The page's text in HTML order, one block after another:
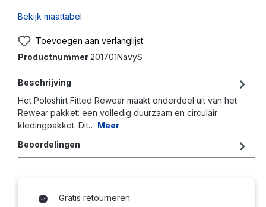
Bekijk maattabel
Toevoegen aan verlanglijst
Productnummer201701NavyS
Beschrijving
Het Poloshirt Fitted Rewear maakt onderdeel uit van het
Rewear pakket: een volledig duurzaam en circulair
kledingpakket. Dit… Meer
Beoordelingen
Gratis retourneren